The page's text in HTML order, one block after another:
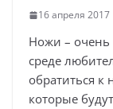
16 апреля 2017
Ножи – очень
среде
обратиться к
которые